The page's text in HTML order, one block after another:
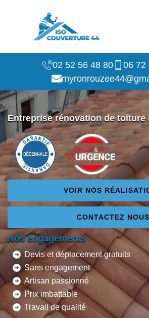
02 52 56 48 80
06 72
Entreprise rénovation de toiture
VOIR NOS
CONTACTEZ NOUS
Nos engagements
Devis et déplacement gratuits
Sans engagement
Artisan passionné
Prix imbattable
Travail de qualité